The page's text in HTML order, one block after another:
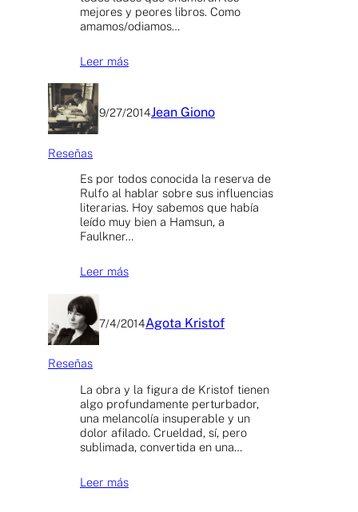
mejores y peores libros. Como
amamos/odiamos…
Leer más
9/27/2014Jean Giono
Reseñas
Es por todos conocida la reserva de
Rulfo al hablar sobre sus influencias
literarias. Hoy sabemos que había
leído muy bien a Hamsun, a
Faulkner…
Leer más
7/4/2014Agota Kristof
Reseñas
La obra y la figura de Kristof tienen
algo profundamente perturbador,
una melancolía insuperable y un
dolor afilado. Crueldad, sí, pero
sublimada, convertida en una…
Leer más